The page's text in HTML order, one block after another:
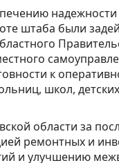
штаба были
к
школ,
области за
ремонтных и
и улучшению